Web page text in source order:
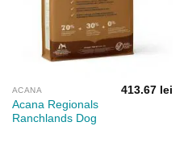
ACANA
Acana Regionals
Ranchlands Dog
413.67 lei